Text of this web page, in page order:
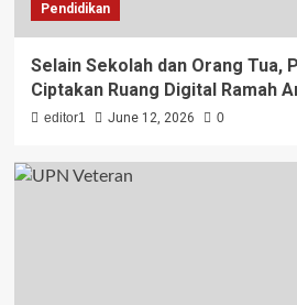
Pendidikan
Selain Sekolah dan Orang Tua,
Ciptakan Ruang Digital Ramah
editor1 June 12, 2026 0